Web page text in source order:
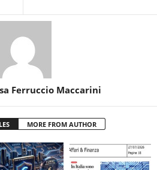
Ferruccio Maccarini
MORE FROM AUTHOR